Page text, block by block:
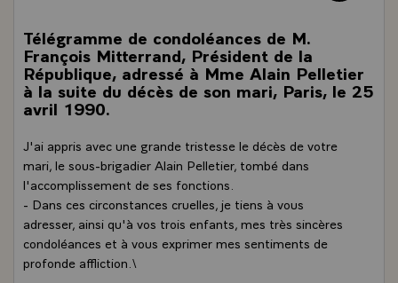
Télégramme de condoléances de M.
François Mitterrand, Président de la
République, adressé à Mme Alain Pelletier
à la suite du décès de son mari, Paris, le 25
avril 1990.
J'ai appris avec une grande tristesse le décès de votre
mari, le sous-brigadier Alain Pelletier, tombé dans
l'accomplissement de ses fonctions.
- Dans ces circonstances cruelles, je tiens à vous
adresser, ainsi qu'à vos trois enfants, mes très sincères
condoléances et à vous exprimer mes sentiments de
profonde affliction.\